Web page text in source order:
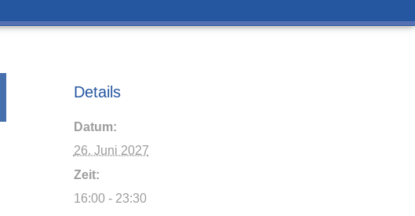
Details
Datum:
26. Juni 2027
Zeit:
16:00 - 23:30